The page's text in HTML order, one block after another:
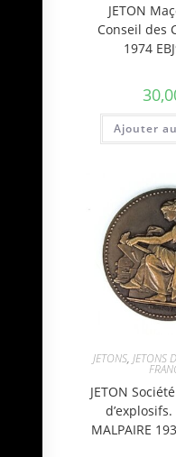
JETON
Conseil des
1974
Ajouter
JETONS, JETONS
JETON
MALPAIRE